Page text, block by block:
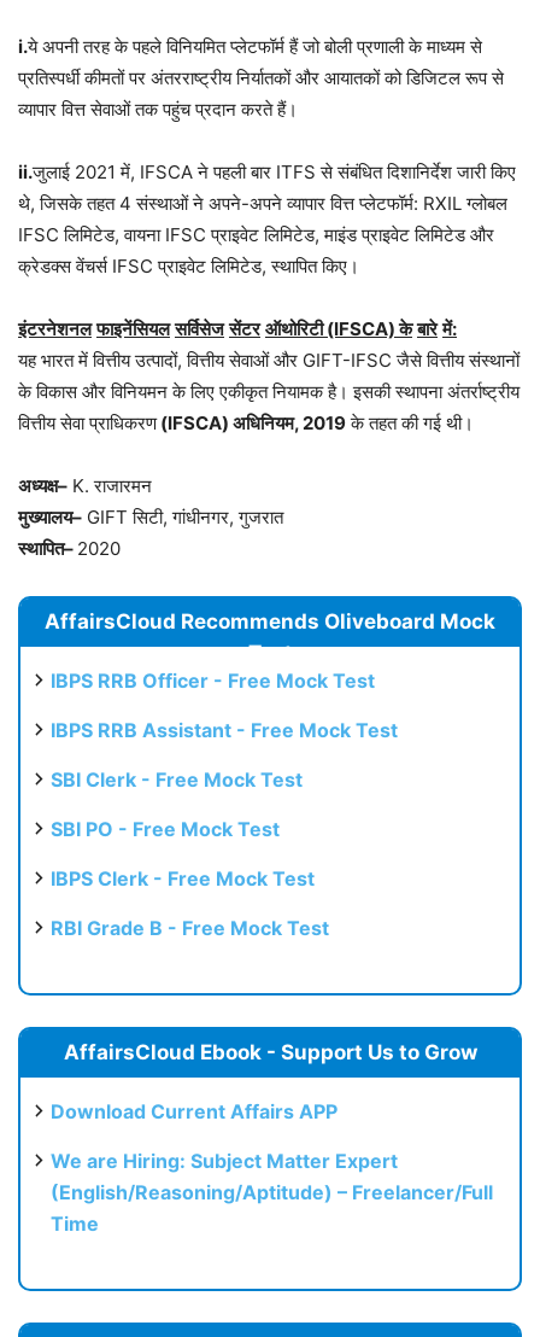
i.ये अपनी तरह के पहले विनियमित प्लेटफॉर्म हैं जो बोली प्रणाली के माध्यम से
प्रतिस्पर्धी कीमतों पर अंतरराष्ट्रीय निर्यातकों और आयातकों को डिजिटल रूप से
व्यापार वित्त सेवाओं तक पहुंच प्रदान करते हैं।
ii.जुलाई 2021 में, IFSCA ने पहली बार ITFS से संबंधित दिशानिर्देश जारी किए
थे, जिसके तहत 4 संस्थाओं ने अपने-अपने व्यापार वित्त प्लेटफॉर्म: RXIL ग्लोबल
IFSC लिमिटेड, वायना IFSC प्राइवेट लिमिटेड, माइंड प्राइवेट लिमिटेड और
क्रेडक्स वेंचर्स IFSC प्राइवेट लिमिटेड, स्थापित किए।
इंटरनेशनल फाइनेंसियल सर्विसेज सेंटर ऑथोरिटी(IFSCA)के बारे में:
यह भारत में वित्तीय उत्पादों, वित्तीय सेवाओं और GIFT-IFSC जैसे वित्तीय संस्थानों
के विकास और विनियमन के लिए एकीकृत नियामक है। इसकी स्थापना अंतर्राष्ट्रीय
वित्तीय सेवा प्राधिकरण(IFSCA) अधिनियम, 2019के तहत की गई थी।
अध्यक्ष– K. राजारमन
मुख्यालय– GIFT सिटी, गांधीनगर, गुजरात
स्थापित– 2020
AffairsCloud Recommends Oliveboard Mock
Test
IBPS RRB Officer - Free Mock Test
IBPS RRB Assistant - Free Mock Test
SBI Clerk - Free Mock Test
SBI PO - Free Mock Test
IBPS Clerk - Free Mock Test
RBI Grade B - Free Mock Test
AffairsCloud Ebook - Support Us to Grow
Download Current Affairs APP
We are Hiring: Subject Matter Expert
(English/Reasoning/Aptitude) – Freelancer/Full
Time